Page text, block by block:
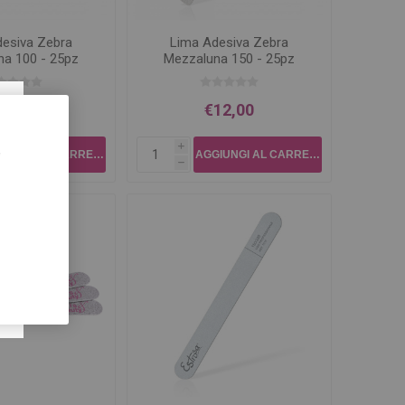
Zebra
100 - 25pz
Lima Adesiva Zebra
Mezzaluna 150 - 25pz
€12,00
i
h